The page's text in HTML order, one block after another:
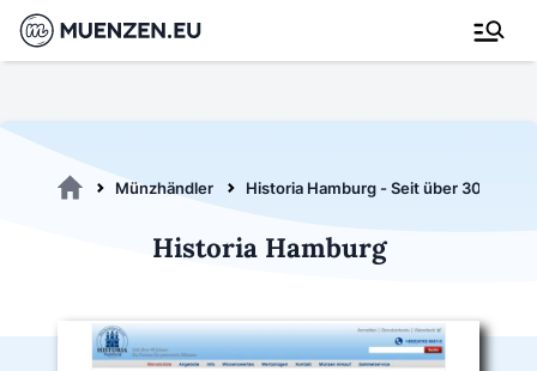
Münzhändler Historia Hamburg - Seit über 30
Historia Hamburg